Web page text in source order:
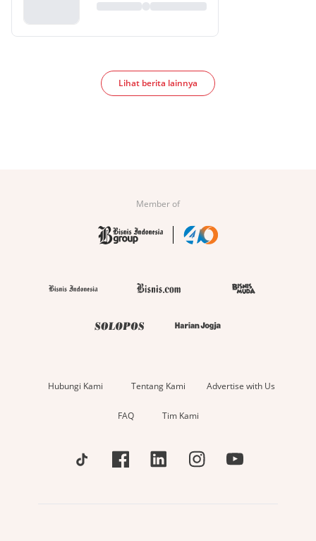
Lihat berita lainnya
Member of
Hubungi Kami Tentang Kami Advertise with Us
FAQ Tim Kami